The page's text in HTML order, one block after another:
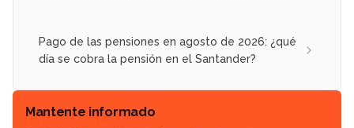
Pago de las pensiones en agosto de 2026: ¿qué
día se cobra la pensión en el Santander?
Mantente informado